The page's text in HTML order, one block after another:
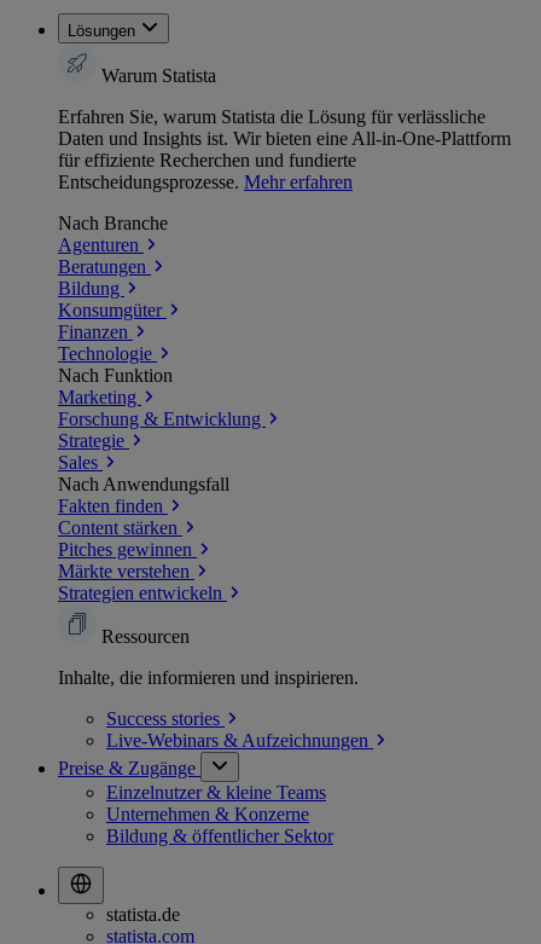
Lösungen
Warum Statista
Erfahren Sie, warum Statista die Lösung für verlässliche
Daten und Insights ist. Wir bieten eine All-in-One-Plattform
für effiziente Recherchen und fundierte
Entscheidungsprozesse. Mehr erfahren
Nach Branche
Agenturen
Beratungen
Bildung
Konsumgüter
Finanzen
Technologie
Nach Funktion
Marketing
Forschung & Entwicklung
Strategie
Sales
Nach Anwendungsfall
Fakten finden
Content stärken
Pitches gewinnen
Märkte verstehen
Strategien entwickeln
Ressourcen
Inhalte, die informieren und inspirieren.
Success stories
Live-Webinars & Aufzeichnungen
Preise & Zugänge
Einzelnutzer & kleine Teams
Unternehmen & Konzerne
Bildung & öffentlicher Sektor
statista.de
statista.com